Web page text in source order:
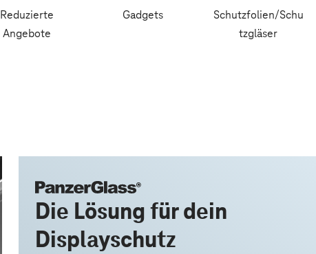
Reduzierte
Angebote
Gadgets
Schutzfolien/Schu
tzgläser
Die Lösung für dein
Displayschutz